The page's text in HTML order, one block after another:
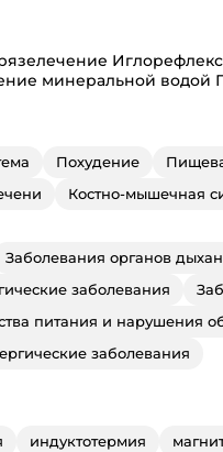
минеральной водой
Похудение
Костно-мышечная
Заболевания органов
заболевания
питания и нарушения
заболевания
индуктотермия